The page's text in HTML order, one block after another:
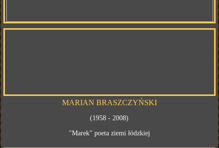
MARIAN BRASZCZYŃSKI
(1958 - 2008)
"Marek" poeta ziemi łódzkiej